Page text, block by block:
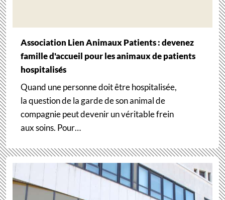
Association Lien Animaux Patients : devenez
famille d'accueil pour les animaux de patients
hospitalisés
Quand une personne doit être hospitalisée,
la question de la garde de son animal de
compagnie peut devenir un véritable frein
aux soins. Pour…